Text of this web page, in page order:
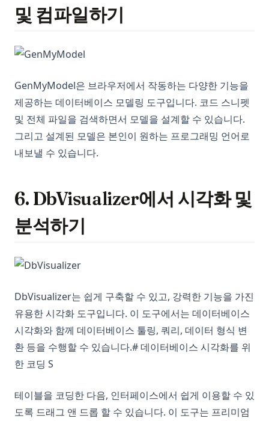
및 컴파일하기
GenMyModel은 브라우저에서 작동하는 다양한 기능을
제공하는 데이터베이스 모델링 도구입니다. 코드 스니펫
및 전체 파일을 검색하면서 모델을 설계할 수 있습니다.
그리고 설계된 모델은 본인이 원하는 프로그래밍 언어로
내보낼 수 있습니다.
6. DbVisualizer에서 시각화 및
분석하기
DbVisualizer는 쉽게 구축할 수 있고, 강력한 기능을 가진
유용한 시각화 도구입니다. 이 도구에서는 데이터베이스
시각화와 함께 데이터베이스 툴링, 쿼리, 데이터 형식 변
환 등을 수행할 수 있습니다.# 데이터베이스 시각화를 위
한 코딩 S
테이블을 코딩한 다음, 인터페이스에서 쉽게 이용할 수 있
도록 드래그 앤 드롭 할 수 있습니다. 이 도구는 프리미엄